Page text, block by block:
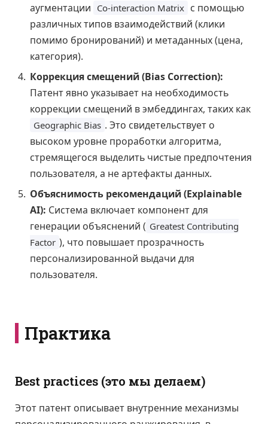
аугментации Co-interaction Matrix с помощью
различных типов взаимодействий (клики
помимо бронирований) и метаданных (цена,
категория).
Коррекция смещений (Bias Correction):
Патент явно указывает на необходимость
коррекции смещений в эмбеддингах, таких как
Geographic Bias . Это свидетельствует о
высоком уровне проработки алгоритма,
стремящегося выделить чистые предпочтения
пользователя, а не артефакты данных.
Объяснимость рекомендаций (Explainable
AI): Система включает компонент для
генерации объяснений ( Greatest Contributing
Factor ), что повышает прозрачность
персонализированной выдачи для
пользователя.
Практика
Best practices (это мы делаем)
Этот патент описывает внутренние механизмы